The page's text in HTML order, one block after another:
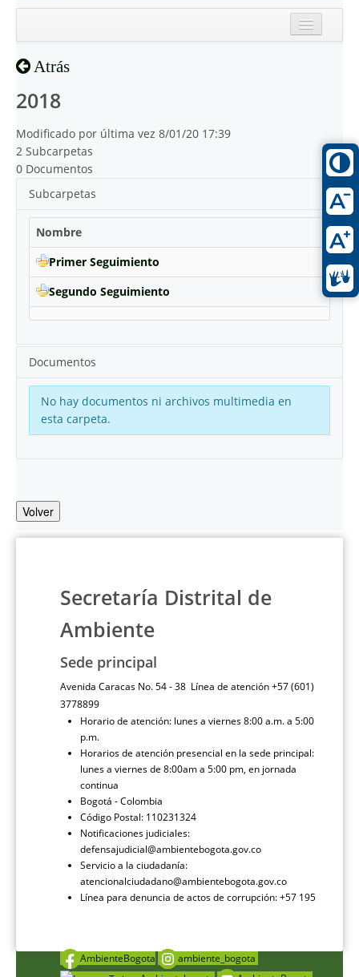
Atrás
2018
Modificado por última vez 8/01/20 17:39
2 Subcarpetas
0 Documentos
Subcarpetas
Nombre
Primer Seguimiento
Segundo Seguimiento
Documentos
No hay documentos ni archivos multimedia en
esta carpeta.
Volver
Secretaría Distrital de
Ambiente
Sede principal
Avenida Caracas No. 54 - 38 Línea de atención +57 (601)
3778899
Horario de atención: lunes a viernes 8:00 a.m. a 5:00
p.m.
Horarios de atención presencial en la sede principal:
lunes a viernes de 8:00am a 5:00 pm, en jornada
continua
Bogotá - Colombia
Código Postal: 110231324
Notificaciones judiciales:
defensajudicial@ambientebogota.gov.co
Servicio a la ciudadanía:
atencionalciudadano@ambientebogota.gov.co
Línea para denuncia de actos de corrupción: +57 195
AmbienteBogota
ambiente_bogota